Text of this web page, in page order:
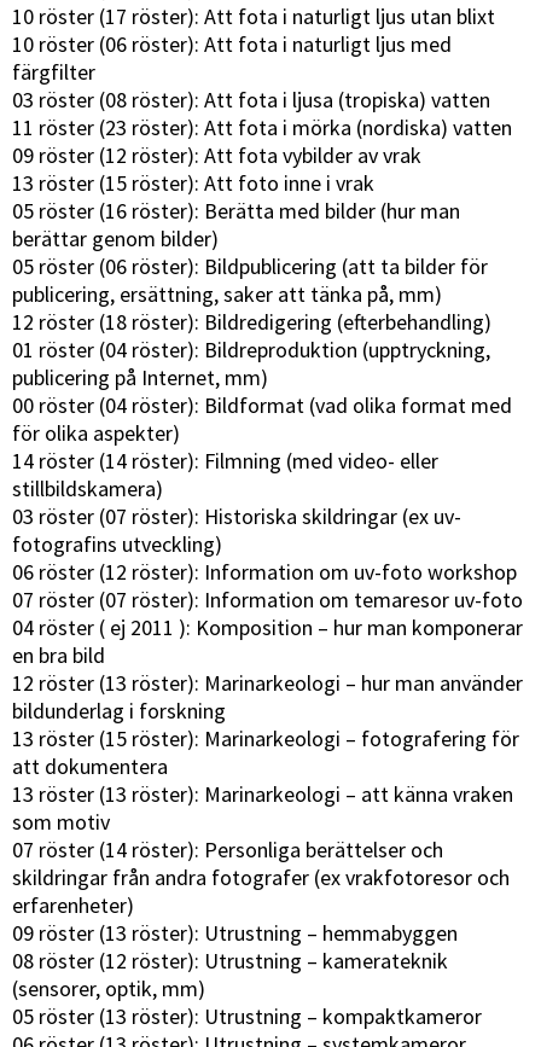
10 röster (17 röster): Att fota i naturligt ljus utan blixt
10 röster (06 röster): Att fota i naturligt ljus med
färgfilter
03 röster (08 röster): Att fota i ljusa (tropiska) vatten
11 röster (23 röster): Att fota i mörka (nordiska) vatten
09 röster (12 röster): Att fota vybilder av vrak
13 röster (15 röster): Att foto inne i vrak
05 röster (16 röster): Berätta med bilder (hur man
berättar genom bilder)
05 röster (06 röster): Bildpublicering (att ta bilder för
publicering, ersättning, saker att tänka på, mm)
12 röster (18 röster): Bildredigering (efterbehandling)
01 röster (04 röster): Bildreproduktion (upptryckning,
publicering på Internet, mm)
00 röster (04 röster): Bildformat (vad olika format med
för olika aspekter)
14 röster (14 röster): Filmning (med video- eller
stillbildskamera)
03 röster (07 röster): Historiska skildringar (ex uv-
fotografins utveckling)
06 röster (12 röster): Information om uv-foto workshop
07 röster (07 röster): Information om temaresor uv-foto
04 röster ( ej 2011 ): Komposition – hur man komponerar
en bra bild
12 röster (13 röster): Marinarkeologi – hur man använder
bildunderlag i forskning
13 röster (15 röster): Marinarkeologi – fotografering för
att dokumentera
13 röster (13 röster): Marinarkeologi – att känna vraken
som motiv
07 röster (14 röster): Personliga berättelser och
skildringar från andra fotografer (ex vrakfotoresor och
erfarenheter)
09 röster (13 röster): Utrustning – hemmabyggen
08 röster (12 röster): Utrustning – kamerateknik
(sensorer, optik, mm)
05 röster (13 röster): Utrustning – kompaktkameror